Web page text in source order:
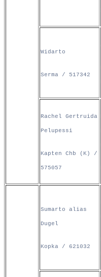
Widarto
Serma / 517342
Rachel Gertruida
Pelupessi
Kapten Chb (K) /
575057
Sumarto alias
Dugel
Kopka / 621032